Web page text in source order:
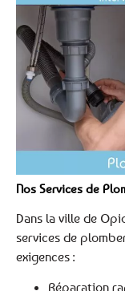
Nos Services de
Dans la ville de
services de
exigences :
Réparation